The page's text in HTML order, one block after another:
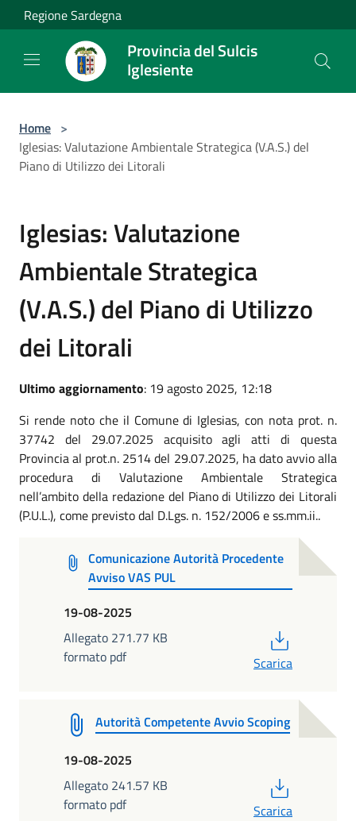
Salta al contenuto principale
Regione Sardegna
Provincia del Sulcis
Iglesiente
Home >
Iglesias: Valutazione Ambientale Strategica (V.A.S.) del
Piano di Utilizzo dei Litorali
Iglesias: Valutazione
Ambientale Strategica
(V.A.S.) del Piano di Utilizzo
dei Litorali
Ultimo aggiornamento: 19 agosto 2025, 12:18
Si rende noto che il Comune di Iglesias, con nota prot. n.
37742 del 29.07.2025 acquisito agli atti di questa
Provincia al prot.n. 2514 del 29.07.2025, ha dato avvio alla
procedura di Valutazione Ambientale Strategica
nell’ambito della redazione del Piano di Utilizzo dei Litorali
(P.U.L.), come previsto dal D.Lgs. n. 152/2006 e ss.mm.ii..
Comunicazione Autorità Procedente
Avviso VAS PUL
19-08-2025
Allegato 271.77 KB
formato pdf
Scarica
Autorità Competente Avvio Scoping
19-08-2025
Allegato 241.57 KB
formato pdf
Scarica